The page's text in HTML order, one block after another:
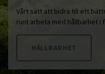
Vårt sätt att bidra till ett
runt arbeta med hållbarhet i
HÅLLBARHET